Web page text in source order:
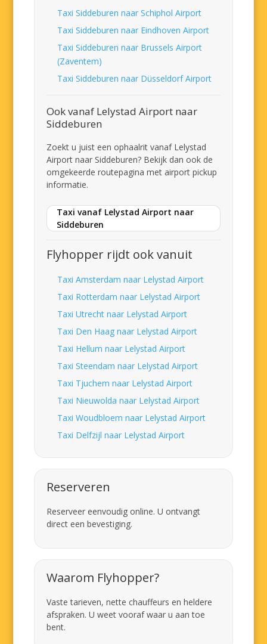
Taxi Siddeburen naar Schiphol Airport
Taxi Siddeburen naar Eindhoven Airport
Taxi Siddeburen naar Brussels Airport
(Zaventem)
Taxi Siddeburen naar Düsseldorf Airport
Ook vanaf Lelystad Airport naar
Siddeburen
Zoekt u juist een ophaalrit vanaf Lelystad
Airport naar Siddeburen? Bekijk dan ook de
omgekeerde routepagina met airport pickup
informatie.
Taxi vanaf Lelystad Airport naar
Siddeburen
Flyhopper rijdt ook vanuit
Taxi Amsterdam naar Lelystad Airport
Taxi Rotterdam naar Lelystad Airport
Taxi Utrecht naar Lelystad Airport
Taxi Den Haag naar Lelystad Airport
Taxi Hellum naar Lelystad Airport
Taxi Steendam naar Lelystad Airport
Taxi Tjuchem naar Lelystad Airport
Taxi Nieuwolda naar Lelystad Airport
Taxi Woudbloem naar Lelystad Airport
Taxi Delfzijl naar Lelystad Airport
Reserveren
Reserveer eenvoudig online. U ontvangt
direct een bevestiging.
Waarom Flyhopper?
Vaste tarieven, nette chauffeurs en heldere
afspraken. U weet vooraf waar u aan toe
bent.